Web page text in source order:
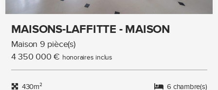
MAISONS-LAFFITTE - MAISON
Maison 9 pièce(s)
4 350 000 € honoraires inclus
430m² 6 chambre(s)